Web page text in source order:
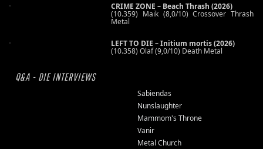
CRIME ZONE – Beach Thrash (2026)
(10.359) Maik (8,0/10) Crossover Thrash
Metal
LEFT TO DIE – Initium mortis (2026)
(10.358) Olaf (9,0/10) Death Metal
Q&A - DIE INTERVIEWS
Sabiendas
Nunslaughter
Mammom's Throne
Vanir
Metal Church